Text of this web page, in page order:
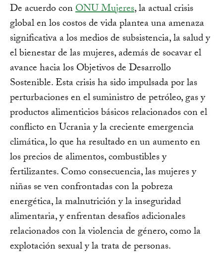
De acuerdo conONU Mujeres, la actual crisis
global en los costos de vida plantea una amenaza
significativa a los medios de subsistencia, la salud y
el bienestar de las mujeres, además de socavar el
avance hacia los Objetivos de Desarrollo
Sostenible. Esta crisis ha sido impulsada por las
perturbaciones en el suministro de petróleo, gas y
productos alimenticios básicos relacionados con el
conflicto en Ucrania y la creciente emergencia
climática, lo que ha resultado en un aumento en
los precios de alimentos, combustibles y
fertilizantes. Como consecuencia, las mujeres y
niñas se ven confrontadas con la pobreza
energética, la malnutrición y la inseguridad
alimentaria, y enfrentan desafíos adicionales
relacionados con la violencia de género, como la
explotación sexual y la trata de personas.